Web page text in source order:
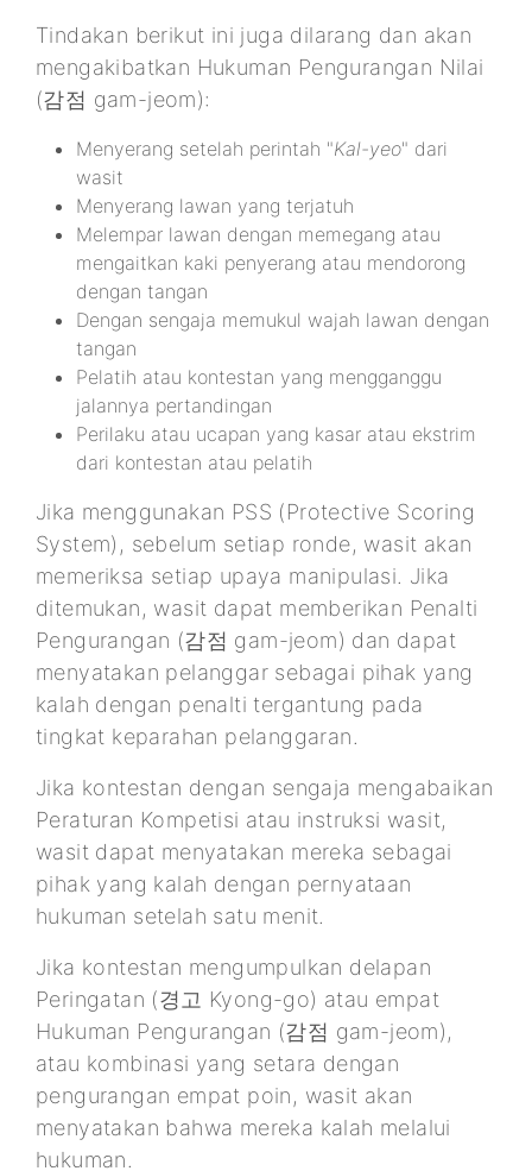
Tindakan berikut ini juga dilarang dan akan
mengakibatkan Hukuman Pengurangan Nilai
(감점 gam-jeom):
Menyerang setelah perintah "Kal-yeo" dari
wasit
Menyerang lawan yang terjatuh
Melempar lawan dengan memegang atau
mengaitkan kaki penyerang atau mendorong
dengan tangan
Dengan sengaja memukul wajah lawan dengan
tangan
Pelatih atau kontestan yang mengganggu
jalannya pertandingan
Perilaku atau ucapan yang kasar atau ekstrim
dari kontestan atau pelatih
Jika menggunakan PSS (Protective Scoring
System), sebelum setiap ronde, wasit akan
memeriksa setiap upaya manipulasi. Jika
ditemukan, wasit dapat memberikan Penalti
Pengurangan (감점 gam-jeom) dan dapat
menyatakan pelanggar sebagai pihak yang
kalah dengan penalti tergantung pada
tingkat keparahan pelanggaran.
Jika kontestan dengan sengaja mengabaikan
Peraturan Kompetisi atau instruksi wasit,
wasit dapat menyatakan mereka sebagai
pihak yang kalah dengan pernyataan
hukuman setelah satu menit.
Jika kontestan mengumpulkan delapan
Peringatan (경고 Kyong-go) atau empat
Hukuman Pengurangan (감점 gam-jeom),
atau kombinasi yang setara dengan
pengurangan empat poin, wasit akan
menyatakan bahwa mereka kalah melalui
hukuman.